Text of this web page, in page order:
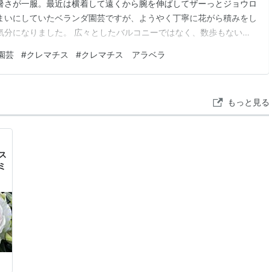
さが一服。最近は横着して遠くから腕を伸ばしてザーっとジョウロ
いにしていたベランダ園芸ですが、ようやく丁寧に花がら積みをし
分になりました。 広々としたバルコニーではなく、数歩もないほ
たクレマチス。5月後半に一旦切り戻した後、カットしたところ
し、蕾をつけ、ポツポツと咲き出…
芸 #クレマチス #クレマチス アラベラ
もっと見る